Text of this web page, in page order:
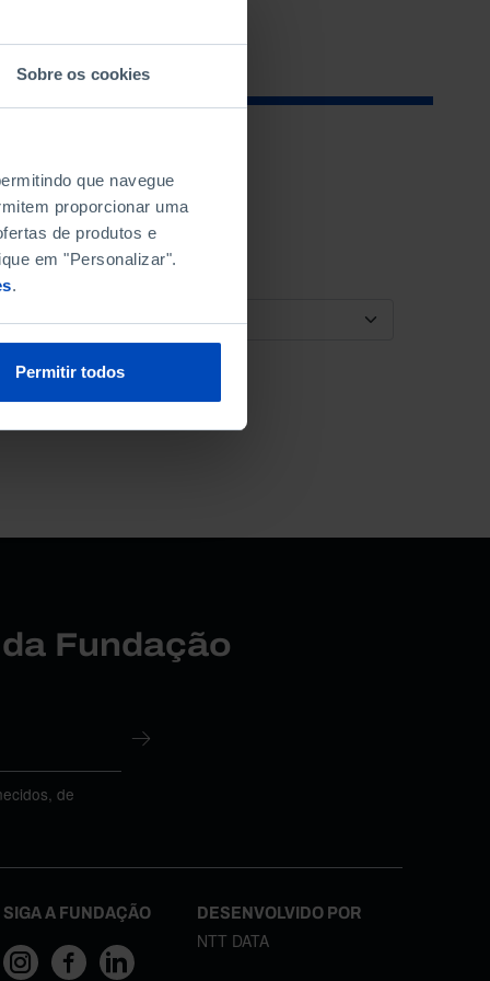
Sobre os cookies
que navegue
proporcionar uma
de produtos e
em "Personalizar".
.
Permitir todos
ORDENAR POR
Fundação
de
SIGA A FUNDAÇÃO DESENVOLVIDO POR
NTT DATA